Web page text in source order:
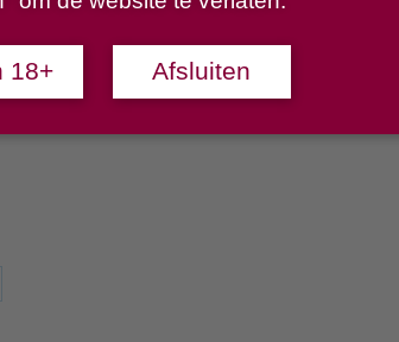
18+ Afsluiten